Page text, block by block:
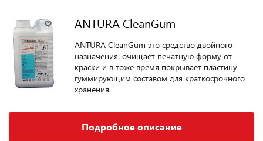
ANTURA CleanGum
ANTURA CleanGum это средство двойного
назначения: очищает печатную форму от
краски и в тоже время покрывает пластину
гуммирующим составом для краткосрочного
хранения.
Подробное описание